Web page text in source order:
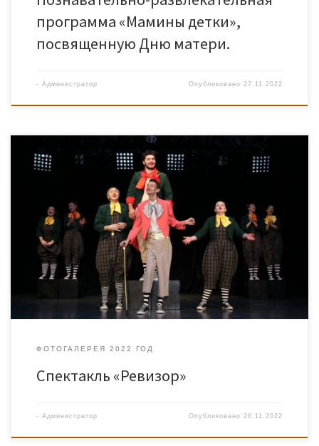
программа «Мамины детки»,
посвященную Дню матери.
- Администратор Опубликовано 27.11.2022
ФОТОГАЛЕРЕЯ 2022 ГОД
Спектакль «Ревизор»
- Администратор Опубликовано 26.11.2022